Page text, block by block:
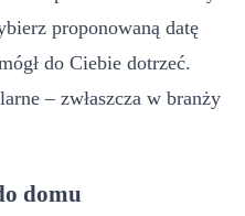
proponowaną datę
do Ciebie dotrzeć.
– zwłaszcza w branży
domu